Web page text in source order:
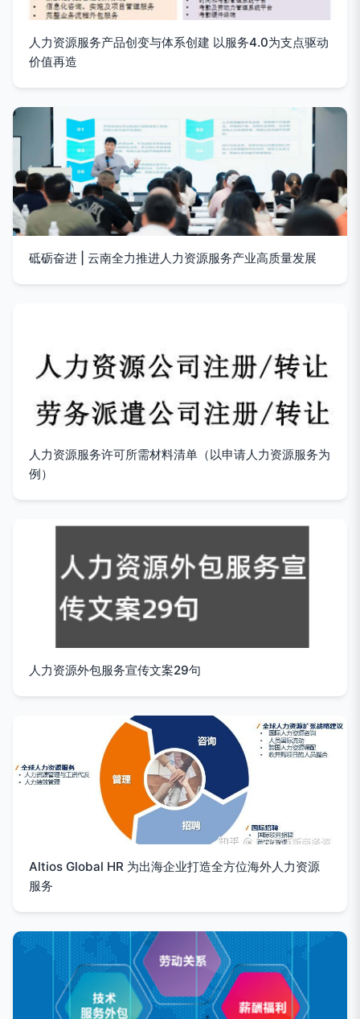
人力资源服务产品创变与体系创建 以服务4.0为支点驱动
价值再造
砥砺奋进 | 云南全力推进人力资源服务产业高质量发展
人力资源服务许可所需材料清单（以申请人力资源服务为
例）
人力资源外包服务宣传文案29句
Altios Global HR 为出海企业打造全方位海外人力资源
服务